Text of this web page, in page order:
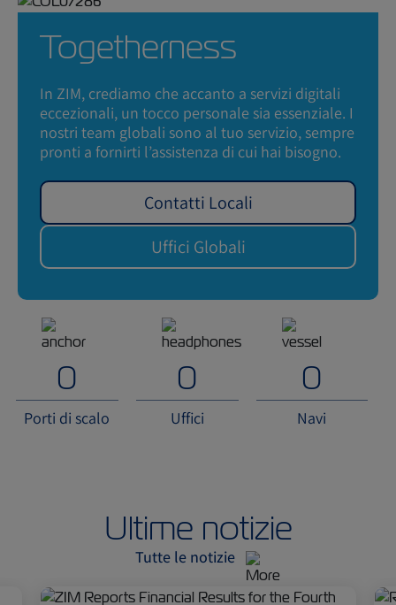
Togetherness
In ZIM, crediamo che accanto a servizi digitali
eccezionali, un tocco personale sia essenziale. I
nostri team globali sono al tuo servizio, sempre
pronti a fornirti l’assistenza di cui hai bisogno.
Contatti Locali
Uffici Globali
0
Porti di scalo
0
Uffici
0
Navi
Ultime notizie
Tutte le notizie